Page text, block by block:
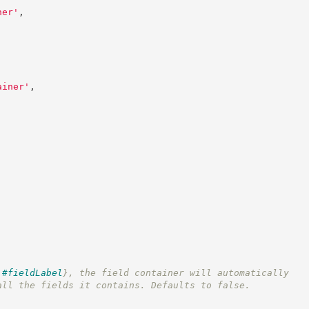
' ,
' ,
#fieldLabel } , the field container will automatically
the fields it contains. Defaults to false.